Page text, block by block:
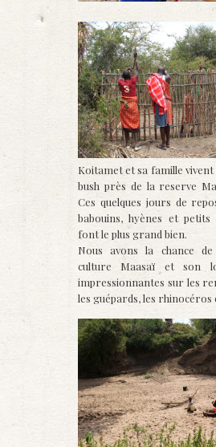
Koitamet et sa famille
bush près de la reserve
Ces quelques jours de
babouins, hyènes et petits
font le plus grand bien.
Nous avons la chance
culture Maasaï et son
impressionnantes sur les
les guépards, les rhinocéros